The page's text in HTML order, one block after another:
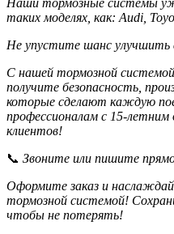
таких моделях, как: Audi,
Не упустите шанс улучшить
С нашей тормозной
получите безопасность,
которые сделают каждую
профессионалам с 15-
клиентов!
📞 Звоните или пишите
Оформите заказ и
тормозной системой!
чтобы не потерять!